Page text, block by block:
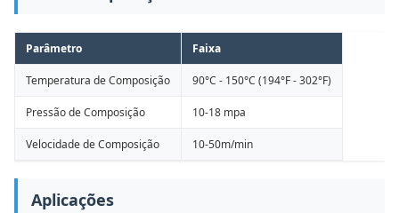
Parâmetro Faixa
Temperatura de Composição 90°C - 150°C (194°F - 302°F)
Pressão de Composição 10-18 mpa
Velocidade de Composição 10-50m/min
Aplicações